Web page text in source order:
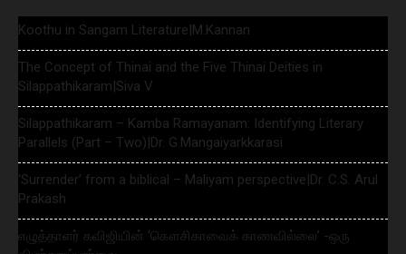
Koothu in Sangam Literature|M.Kannan
The Concept of Thinai and the Five Thinai Deities in
Silappathikaram|Siva V
Silappathikaram – Kamba Ramayanam: Identifying Literary
Parallels (Part – Two)|Dr. G.Mangaiyarkkarasi
‘Surrender’ from a biblical – Maliyam perspective|Dr. C.S. Arul
Prakash
எழுத்தாளர் கவிஜியின் ‘கௌசிகாவைக் காணவில்லை’ -ஒரு